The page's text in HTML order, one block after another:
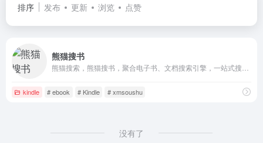
排序 发布 更新 浏览 点赞
熊猫搜书
kindle # ebook # Kindle # xmsoushu
没有了